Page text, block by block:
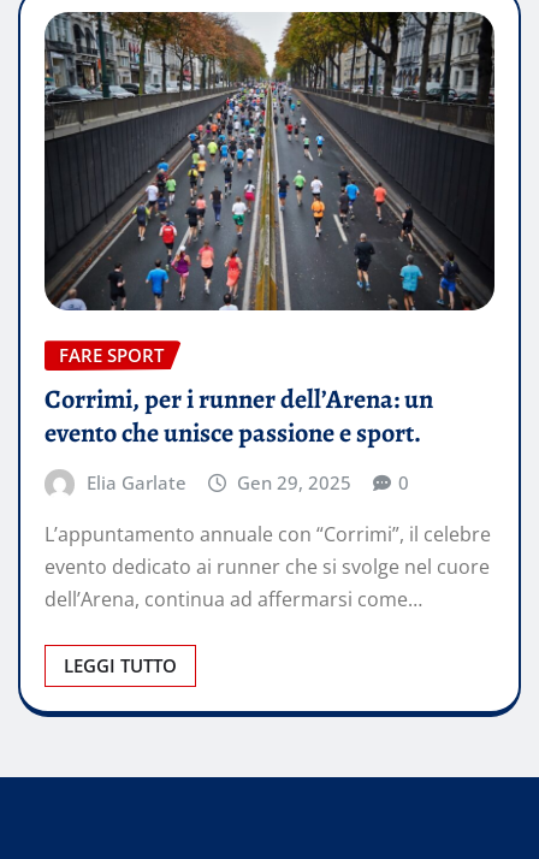
FARE SPORT
Corrimi, per i runner dell’Arena: un
evento che unisce passione e sport.
Elia Garlate Gen 29, 2025 0
L’appuntamento annuale con “Corrimi”, il celebre
evento dedicato ai runner che si svolge nel cuore
dell’Arena, continua ad affermarsi come…
LEGGI TUTTO